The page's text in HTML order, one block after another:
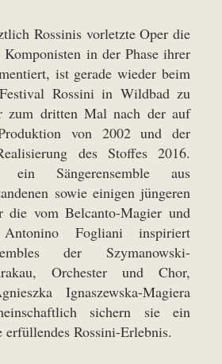
Rossinis vorletzte Oper die
in der Phase ihrer
ist gerade wieder beim
Rossini in Wildbad zu
zum dritten Mal nach der auf
von 2002 und der
des Stoffes 2016.
ein Sängerensemble aus
sowie einigen jüngeren
die vom Belcanto-Magier und
Antonino Fogliani inspiriert
der Szymanowski-
Orchester und Chor,
Ignaszewska-Magiera
sichern sie ein
Rossini-Erlebnis.